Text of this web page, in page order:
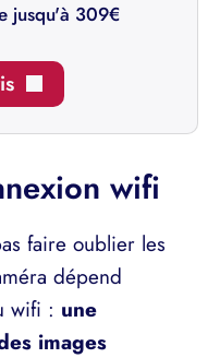
jusqu'à 309€
wifi
faire oublier les
dépend
wifi : une
images